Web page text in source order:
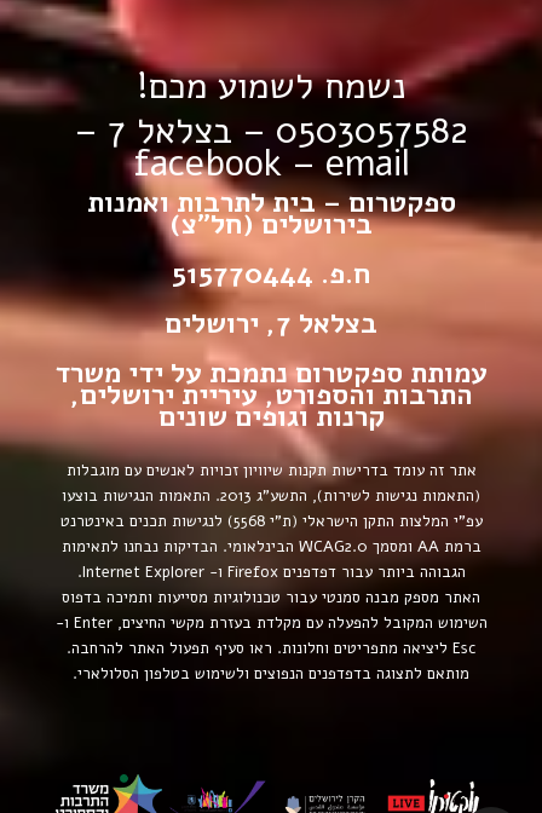
נשמח לשמוע מכם!
0503057582 – בצלאל 7 –
facebook–email
ספקטרום – בית לתרבות ואמנות
בירושלים (חל”צ)
ח.פ. 515770444
בצלאל 7, ירושלים
עמותת ספקטרום נתמכת על ידי משרד
התרבות והספורט, עיריית ירושלים,
קרנות וגופים שונים
אתר זה עומד בדרישות תקנות שיוויון זכויות לאנשים עם מוגבלות
(התאמות נגישות לשירות), התשע”ג 2013.
התאמות הנגישות בוצעו
עפ”י המלצות התקן הישראלי (ת”י 5568) לנגישות תכנים באינטרנט
ברמת AA ומסמך WCAG2.0 הבינלאומי.
הבדיקות נבחנו לתאימות
הגבוהה ביותר עבור דפדפנים Firefox ו- Internet Explorer.
האתר מספק מבנה סמנטי עבור טכנולוגיות מסייעות ותמיכה בדפוס
השימוש המקובל להפעלה עם מקלדת בעזרת מקשי החיצים, Enter ו-
Esc ליציאה מתפריטים וחלונות. ראו סעיף תפעול האתר להרחבה.
מותאם לתצוגה בדפדפנים הנפוצים ולשימוש בטלפון הסלולארי.